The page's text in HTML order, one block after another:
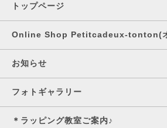
トップページ
Online Shop Petitcadeux-tonton(オ
お知らせ
フォトギャラリー
＊ラッピング教室ご案内♪